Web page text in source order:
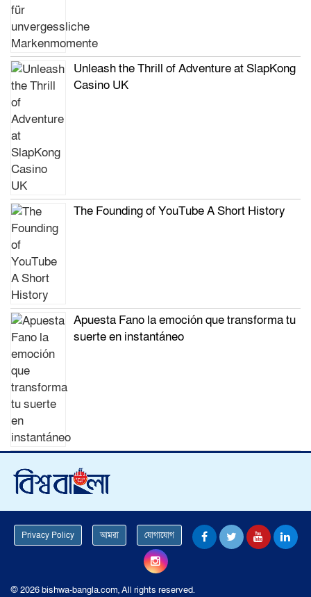
Unleash the Thrill of Adventure at SlapKong
Casino UK
The Founding of YouTube A Short History
Apuesta Fano la emoción que transforma tu
suerte en instantáneo
Privacy Policy আমরা যোগাযোগ
© 2026 bishwa-bangla.com, All rights reserved.